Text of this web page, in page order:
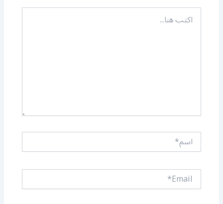
اكتب
هنا...
اسم*
Email*